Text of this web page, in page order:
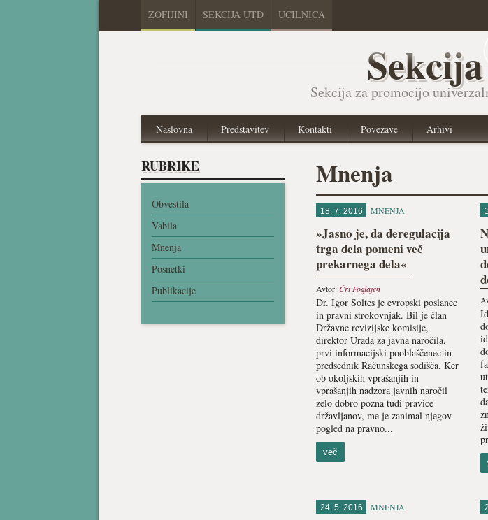
ZOFIJINI SEKCIJA UTD UČILNICA
Sekcija za promocijo
Naslovna Predstavitev Kontakti Povezave Arhivi
RUBRIKE
Obvestila
Vabila
Mnenja
Posnetki
Publikacije
Mnenja
18. 7. 2016 MNENJA
»Jasno je, da deregulacija
trga dela pomeni več
prekarnega dela«
Avtor:Črt Poglajen
Dr. Igor Šoltes je evropski poslanec
in pravni strokovnjak. Bil je član
Državne revizijske komisije,
direktor Urada za javna naročila,
prvi informacijski pooblaščenec in
predsednik Računskega sodišča. Ker
ob okoljskih vprašanjih in
vprašanjih nadzora javnih naročil
zelo dobro pozna tudi pravice
državljanov, me je zanimal njegov
pogled na pravno...
več
24. 5. 2016 MNENJA